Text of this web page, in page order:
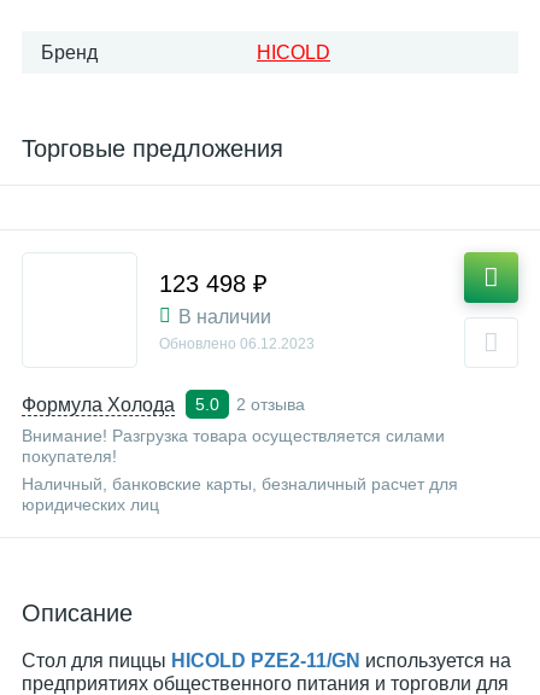
Бренд HICOLD
Торговые предложения
Формула Холода 5.0
2 отзыва
Внимание! Разгрузка товара осуществляется силами
покупателя!
Наличный, банковские карты, безналичный расчет для
юридических лиц
123 498 ₽
В наличии
Обновлено 06.12.2023
Описание
Стол для пиццы HICOLD PZE2-11/GN используется на
предприятиях общественного питания и торговли для